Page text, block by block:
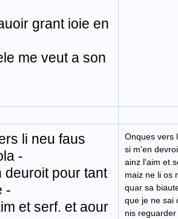
grant ioie en
me veut a son
li neu faus
-
deuroit pour tant
-
et serf. et aour
Onques vers
si m'en
ainz l'aim et
maiz ne li os
quar sa
que je ne sai
nis